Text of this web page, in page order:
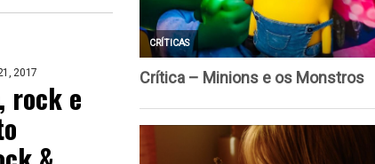
2017
rock e